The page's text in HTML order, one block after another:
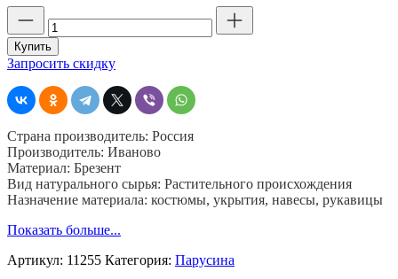
товара
Брезент
ОП,
Иваново,
шир.
пл.
460,
хб.
52%,
лен
%,
Купить
Запросить скидку
Страна производитель: Россия
Производитель: Иваново
Материал: Брезент
Вид натурального сырья: Растительного происхождения
Назначение материала: костюмы, укрытия, навесы, рукавицы
Показать больше...
Артикул: 11255 Категория: Парусина